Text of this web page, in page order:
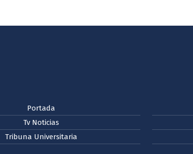
Portada
Tv Noticias
Tribuna Universitaria